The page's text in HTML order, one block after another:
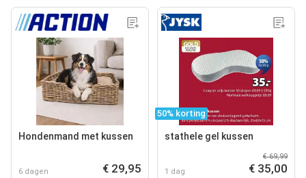
Hondenmand met kussen
6 dagen € 29,95
50% korting
stathele gel kussen
1 dag
€ 69,99
€ 35,00